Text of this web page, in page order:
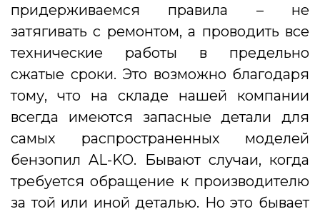
придерживаемся правила – не
затягивать с ремонтом, а проводить все
технические работы в предельно
сжатые сроки. Это возможно благодаря
тому, что на складе нашей компании
всегда имеются запасные детали для
самых распространенных моделей
бензопил AL-KO. Бывают случаи, когда
требуется обращение к производителю
за той или иной деталью. Но это бывает